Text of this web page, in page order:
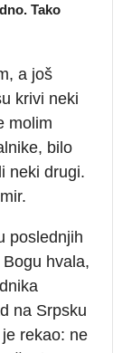
Tako
a još
krivi neki
molim
bilo
neki drugi.
poslednjih
hvala,
na Srpsku
rekao: ne